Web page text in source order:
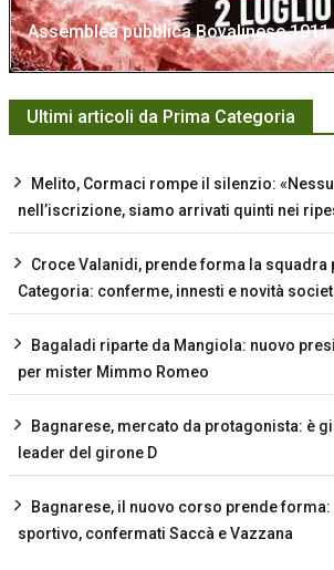
Assemblea pubblica Bovalinese 1911
Ultimi articoli da Prima Categoria
Melito, Cormaci rompe il silenzio:
nell’iscrizione, siamo arrivati quinti nei
Croce Valanidi, prende forma la squadra
Categoria: conferme, innesti e novità
Bagaladi riparte da Mangiola: nuovo
per mister Mimmo Romeo
Bagnarese, mercato da protagonista: è
leader del girone D
Bagnarese, il nuovo corso prende
sportivo, confermati Saccà e Vazzana